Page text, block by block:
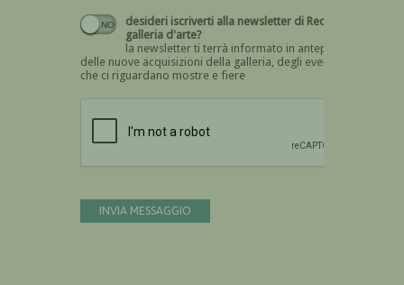
desideri iscriverti alla newsletter di Recta
galleria d'arte?
la newsletter ti terrà informato in anteprima
delle nuove acquisizioni della galleria, degli eventi
che ci riguardano mostre e fiere
INVIA MESSAGGIO